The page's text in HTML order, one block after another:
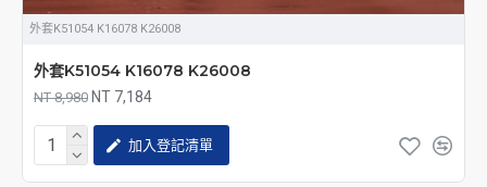
外套K51054 K16078 K26008
外套K51054 K16078 K26008
NT 8,980 NT 7,184
加入登記清單